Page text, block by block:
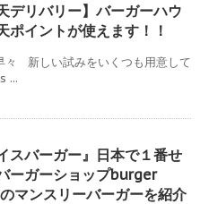
デリバリー】バーガーハウ
ポイントが使えます！！
々 新しい試みをいくつも用意して
...
スバーガー』日本で１番せ
ーガーショップburger
マンスリーバーガーを紹介